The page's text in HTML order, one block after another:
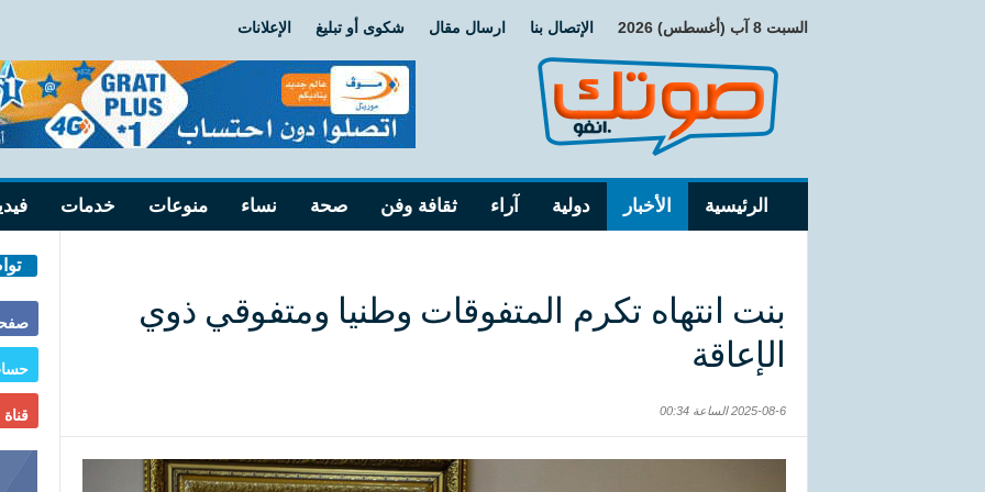
السبت 8 آب (أغسطس) 2026 الإتصال بنا ارسال مقال شكوى أو تبليغ الإعلانات
الرئيسية الأخبار دولية آراء ثقافة وفن صحة نساء منوعات خدمات
بنت انتهاه تكرم المتفوقات وطنيا ومتفوقي ذوي
الإعاقة
2025-08-6 الساعة 00:34